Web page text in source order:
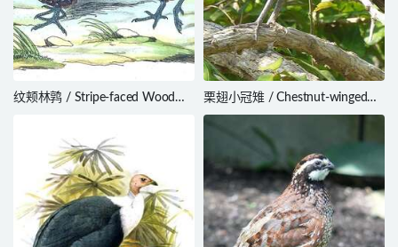
纹颊林鹑 / Stripe-faced Wood
栗翅小冠雉 / Chestnut-winged
Chachalaca / Ortalis garrula